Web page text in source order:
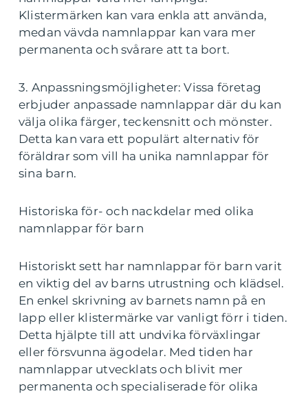
Klistermärken kan vara enkla att använda,
medan vävda namnlappar kan vara mer
permanenta och svårare att ta bort.
3. Anpassningsmöjligheter: Vissa företag
erbjuder anpassade namnlappar där du kan
välja olika färger, teckensnitt och mönster.
Detta kan vara ett populärt alternativ för
föräldrar som vill ha unika namnlappar för
sina barn.
Historiska för- och nackdelar med olika
namnlappar för barn
Historiskt sett har namnlappar för barn varit
en viktig del av barns utrustning och klädsel.
En enkel skrivning av barnets namn på en
lapp eller klistermärke var vanligt förr i tiden.
Detta hjälpte till att undvika förväxlingar
eller försvunna ägodelar. Med tiden har
namnlappar utvecklats och blivit mer
permanenta och specialiserade för olika